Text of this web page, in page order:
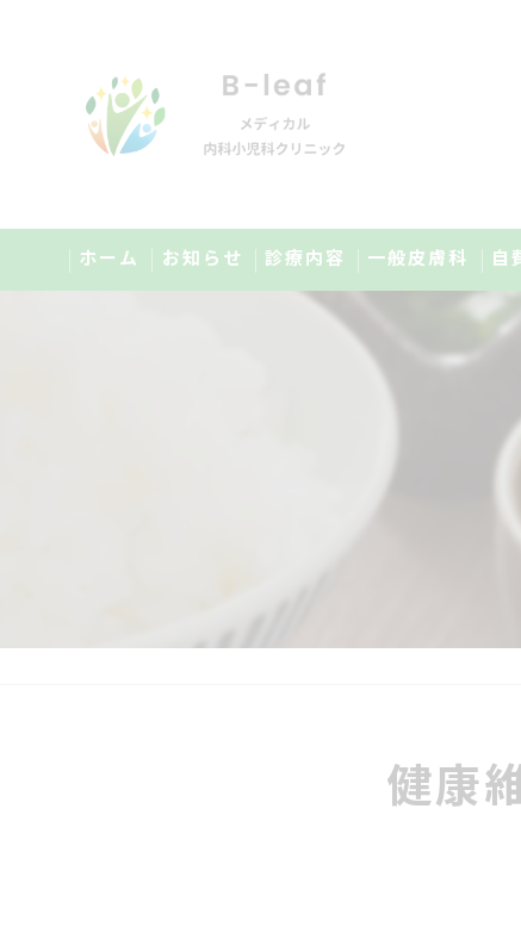
ホーム お知らせ 診療内容
オンライン診療のご案内
一般皮膚科 自
健康